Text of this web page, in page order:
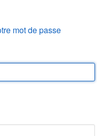
mot de passe